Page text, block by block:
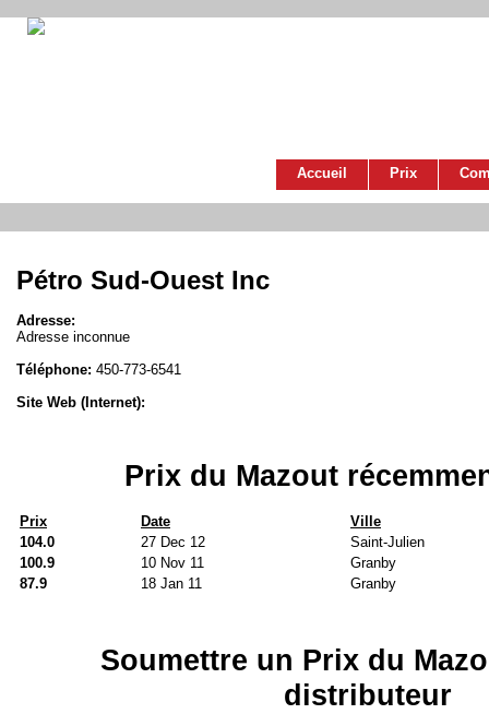
Accueil Prix
Pétro Sud-Ouest Inc
Adresse:
Adresse inconnue
Téléphone: 450-773-6541
Site Web (Internet):
Prix du Mazout
Prix Date
Ville
104.0
27 Dec 12
Saint-Julien
100.9
10 Nov 11
Granby
87.9
18 Jan 11 Granby
Soumettre un Prix du
distributeur